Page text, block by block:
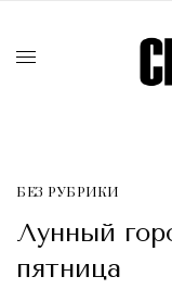
БЕЗ РУБРИКИ
Лунный
пятница